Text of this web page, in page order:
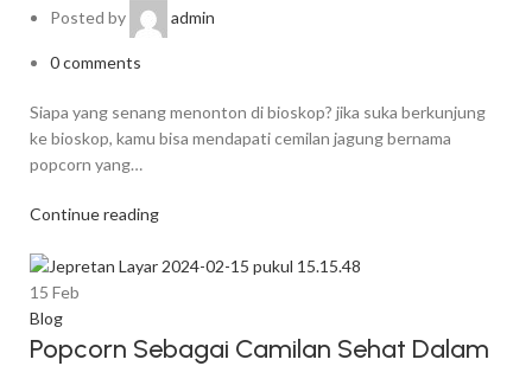
Posted by admin
0comments
Siapa yang senang menonton di bioskop? jika suka berkunjung
ke bioskop, kamu bisa mendapati cemilan jagung bernama
popcorn yang…
Continue reading
15 Feb
Blog
Popcorn Sebagai Camilan Sehat Dalam